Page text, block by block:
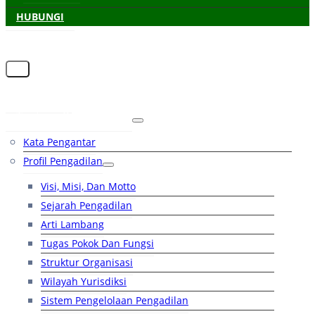
HUBUNGI
Kata Pengantar
Profil Pengadilan
Visi, Misi, Dan Motto
Sejarah Pengadilan
Arti Lambang
Tugas Pokok Dan Fungsi
Struktur Organisasi
Wilayah Yurisdiksi
Sistem Pengelolaan Pengadilan